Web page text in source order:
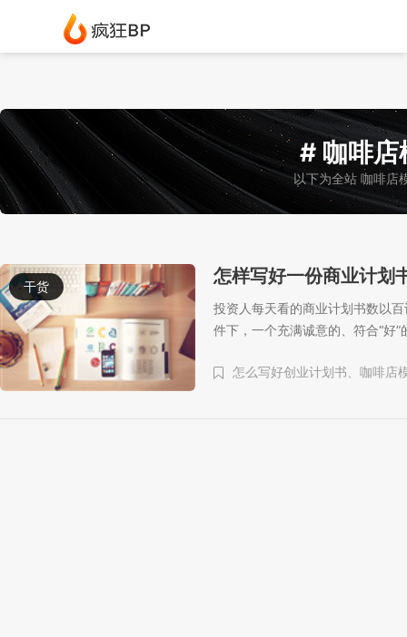
# 咖啡店
以下为全站 咖啡店
干货 怎样写好一份商业计划
投资人每天看的商业计划书数以
件下，一个充满诚意的、符合“好
怎么写好创业计划书、 咖啡店